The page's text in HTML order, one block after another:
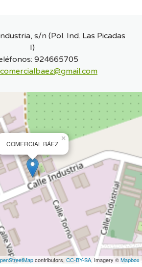
s/n (Pol. Ind. Las Picadas
I)
924665705
comercialbaez@gmail.com
COMERCIAL BÁEZ
×
contributors, CC-BY-SA, Imagery ©Mapbox